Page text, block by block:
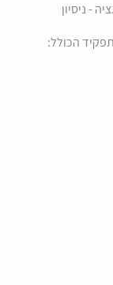
- ניסיון
הכולל: